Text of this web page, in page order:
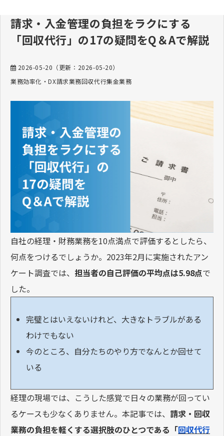
請求・入金管理の負担をラクにする
「回収代行」の17の疑問をQ＆Aで解説
2026-05-20 （更新： 2026-05-20）
業務効率化・DX請求業務回収代行集金業務
自社の経理・財務業務を10点満点で評価するとしたら、
何点をつけるでしょうか。2023年2月に実施されたアン
ケート調査では、 担当者の自己評価の平均点は5.98点で
した。
完璧とはいえないけれど、大きなトラブルがある
わけでもない
今のところ、自分たちのやり方でなんとか回せて
いる
経理の現場では、こうした感覚で日々の業務が回ってい
るケースも少なくありません。本記事では、 請求・回収
業務の負担を軽くする選択肢のひとつである「回収代行